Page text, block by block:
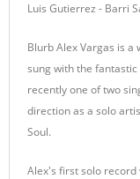
Luis Gutierrez - Barri
Blurb Alex Vargas is a
sung with the fantastic
recently one of two
direction as a solo
Soul.
Alex's first solo record